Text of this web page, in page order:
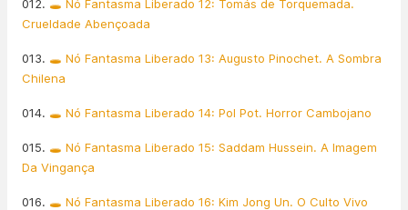
012. 🕳️ Nó Fantasma Liberado 12: Tomás de Torquemada.
Crueldade Abençoada
013. 🕳️ Nó Fantasma Liberado 13: Augusto Pinochet. A Sombra
Chilena
014. 🕳️ Nó Fantasma Liberado 14: Pol Pot. Horror Cambojano
015. 🕳️ Nó Fantasma Liberado 15: Saddam Hussein. A Imagem
Da Vingança
016. 🕳️ Nó Fantasma Liberado 16: Kim Jong Un. O Culto Vivo